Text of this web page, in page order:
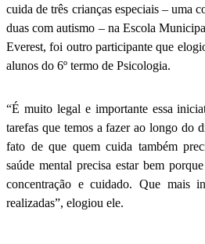
cuida de três crianças especiais – uma
duas com autismo – na Escola
Everest, foi outro participante que
alunos do 6º termo de Psicologia.
“É muito legal e importante essa
tarefas que temos a fazer ao longo do
fato de que quem cuida também
saúde mental precisa estar bem
concentração e cuidado. Que mais
realizadas”, elogiou ele.